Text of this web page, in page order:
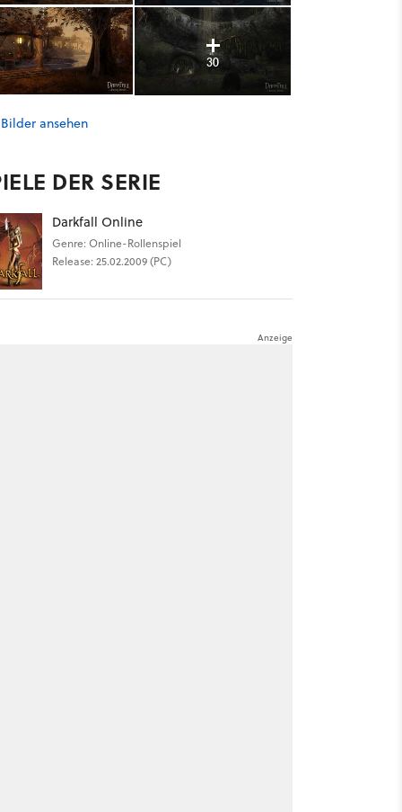
30
ansehen
DER SERIE
Darkfall Online
Genre: Online-Rollenspiel
Release: 25.02.2009 (PC)